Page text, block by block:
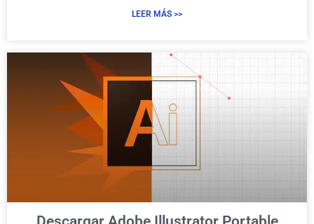
LEER MÁS >>